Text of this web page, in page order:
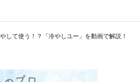
して使う！？「冷やしユー」を動画で解説！